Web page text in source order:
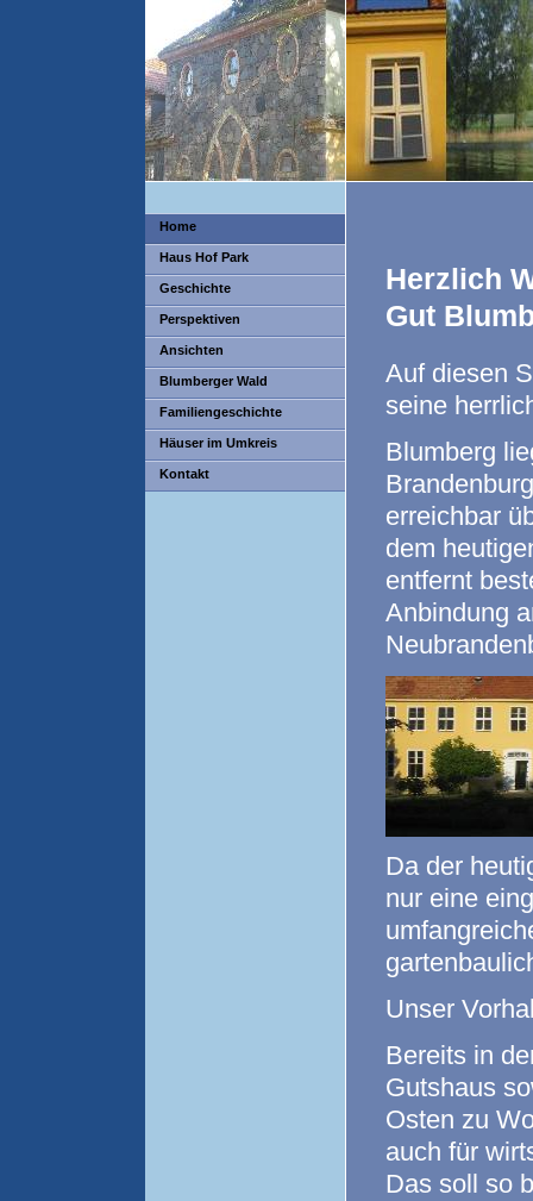
Home
Haus Hof Park
Geschichte
Perspektiven
Ansichten
Blumberger Wald
Familiengeschichte
Häuser im Umkreis
Kontakt
Herzlich
Gut
Auf diesen
seine
Blumberg
erreichbar
dem
entfernt
Anbindung
Da der
nur eine
Unser
Bereits in
Gutshaus
Osten zu
auch für
Das soll so